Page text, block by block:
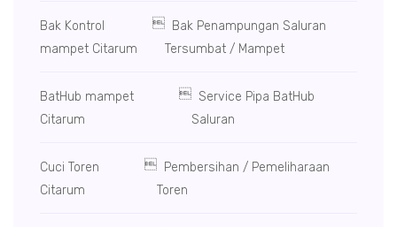
Bak Kontrol
mampet Citarum
Bak Penampungan Saluran
Tersumbat / Mampet
BatHub mampet
Citarum
Service Pipa BatHub
Saluran
Cuci Toren
Citarum
Pembersihan / Pemeliharaan
Toren